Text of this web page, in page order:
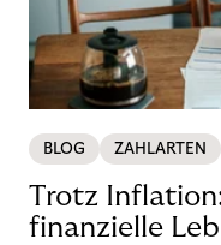
BLOG ZAHLARTEN
Trotz
finanzielle